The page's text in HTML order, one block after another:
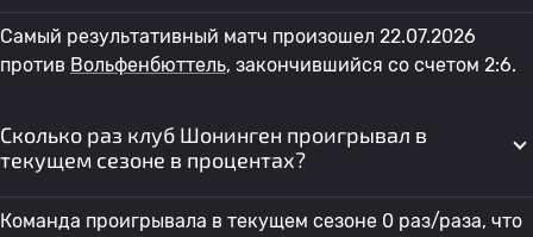
Самый результативный матч произошел 22.07.2026
против Вольфенбюттель, закончившийся со счетом 2:6.
Сколько раз клуб Шонинген проигрывал в
текущем сезоне в процентах?
Команда проигрывала в текущем сезоне 0 раз/раза, что